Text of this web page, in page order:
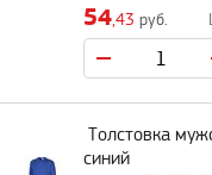
54,43 руб.
Толстовка
синий